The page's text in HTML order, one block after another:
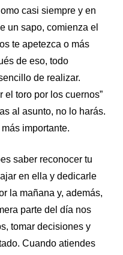
casi siempre y en
un sapo, comienza el
te apetezca o más
de eso, todo
de realizar.
el toro por los cuernos”
al asunto, no lo harás.
importante.
saber reconocer tu
en ella y dedicarle
la mañana y, además,
parte del día nos
tomar decisiones y
Cuando atiendes